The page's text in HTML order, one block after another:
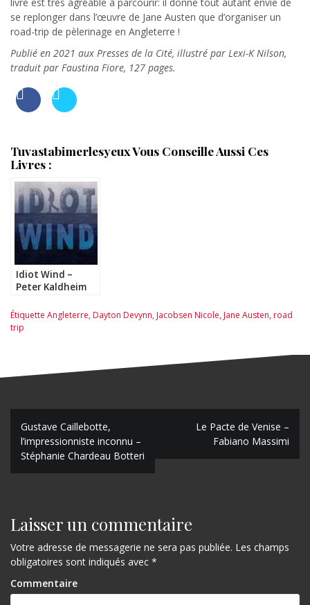
se replonger dans l’œuvre de Jane Austen que d’organiser un
road-trip de pèlerinage en Angleterre !
Publié en 2021 aux Presses de la Cité, illustré par Lexi-K Nilson,
traduit par Faustina Fiore, 127 pages.
Tuvastabimerlesyeux Vous Conseille Aussi Ces
Livres :
Idiot Wind –
Peter Kaldheim
Étiquette Angleterre,Dayton Devynn,Jacobsen Nicole,Jane Austen,road
trip
N
v
g
a
t
i
Gustave Caillebotte,
l’impressionniste inconnu –
Stéphanie Chardeau Botteri
Le Pacte de Venise –
Fabiano Massimi
Laisser un commentaire
Votre adresse de messagerie ne sera pas publiée. Les champs
obligatoires sont indiqués avec *
Commentaire